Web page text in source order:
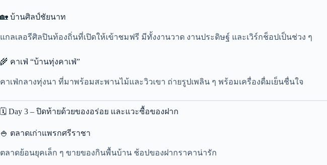
🏡 บ้านศิลป์ชัยนาท
แกลเลอรีศิลปินท้องถิ่นที่เปิดให้เข้าชมฟรี มีทั้งงานวาด งานประดิษฐ์ และเวิร์กช็อปเป็นช่วง ๆ
🌾 คาเฟ่ “บ้านทุ่งคาเฟ่”
คาเฟ่กลางทุ่งนา ที่มาพร้อมสะพานไม้และวิวเขา ถ่ายรูปเพลิน ๆ พร้อมเครื่องดื่มเย็นชื่นใจ
🗓️ Day 3 – ปิดท้ายด้วยของอร่อย และแวะซื้อของฝาก
🍚 ตลาดเก่าแพรกศรีราชา
ตลาดย้อนยุคเล็ก ๆ ขายของกินพื้นบ้าน ช้อปของฝากราคาน่ารัก